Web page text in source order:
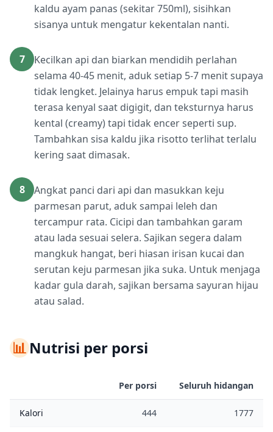
kaldu ayam panas (sekitar 750ml), sisihkan
sisanya untuk mengatur kekentalan nanti.
7
Kecilkan api dan biarkan mendidih perlahan
selama 40-45 menit, aduk setiap 5-7 menit supaya
tidak lengket. Jelainya harus empuk tapi masih
terasa kenyal saat digigit, dan teksturnya harus
kental (creamy) tapi tidak encer seperti sup.
Tambahkan sisa kaldu jika risotto terlihat terlalu
kering saat dimasak.
8
Angkat panci dari api dan masukkan keju
parmesan parut, aduk sampai leleh dan
tercampur rata. Cicipi dan tambahkan garam
atau lada sesuai selera. Sajikan segera dalam
mangkuk hangat, beri hiasan irisan kucai dan
serutan keju parmesan jika suka. Untuk menjaga
kadar gula darah, sajikan bersama sayuran hijau
atau salad.
📊Nutrisi per porsi
Per porsi Seluruh hidangan
Kalori 444 1777